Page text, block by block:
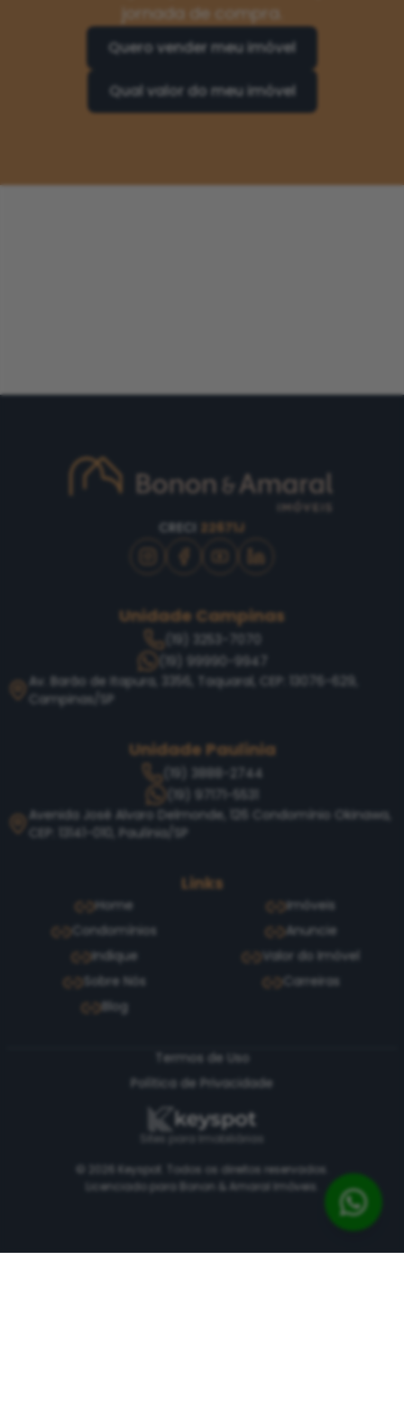
jornada de compra.
Quero vender meu imóvel
Qual valor do meu imóvel
CRECI 22671J
Unidade Campinas
(19) 3253-7070
(19) 99990-9947
Av. Barão de Itapura, 3356, Taquaral, CEP: 13076-629,
Campinas/SP
Unidade Paulínia
(19) 3888-2744
(19) 97171-5531
Avenida José Alvaro Delmonde, 126 Condomínio Okinawa,
CEP: 13141-010, Paulínia/SP
Links
Home
Imóveis
Condomínios
Anuncie
Indique
Valor do Imóvel
Sobre Nós
Carreiras
Blog
Termos de Uso
Política de Privacidade
Sites para Imobiliárias
© 2026 Keyspot. Todos os direitos reservados.
Licenciado para Bonon & Amaral Imóveis.